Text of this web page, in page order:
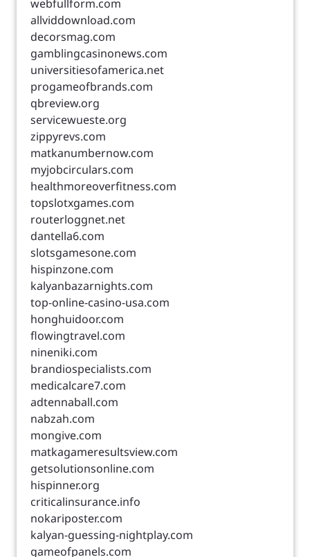
webfullform.com
allviddownload.com
decorsmag.com
gamblingcasinonews.com
universitiesofamerica.net
progameofbrands.com
qbreview.org
servicewueste.org
zippyrevs.com
matkanumbernow.com
myjobcirculars.com
healthmoreoverfitness.com
topslotxgames.com
routerloggnet.net
dantella6.com
slotsgamesone.com
hispinzone.com
kalyanbazarnights.com
top-online-casino-usa.com
honghuidoor.com
flowingtravel.com
nineniki.com
brandiospecialists.com
medicalcare7.com
adtennaball.com
nabzah.com
mongive.com
matkagameresultsview.com
getsolutionsonline.com
hispinner.org
criticalinsurance.info
nokariposter.com
kalyan-guessing-nightplay.com
gameofpanels.com